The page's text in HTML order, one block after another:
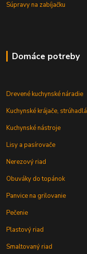
Súpravy na zabíjačku
Domáce potreby
Drevené kuchynské náradie
Kuchynské krájače, strúhadlá
Kuchynské nástroje
Lisy a pasírovače
Nerezový riad
Obuváky do topánok
Panvice na grilovanie
Pečenie
Plastový riad
Smaltovaný riad